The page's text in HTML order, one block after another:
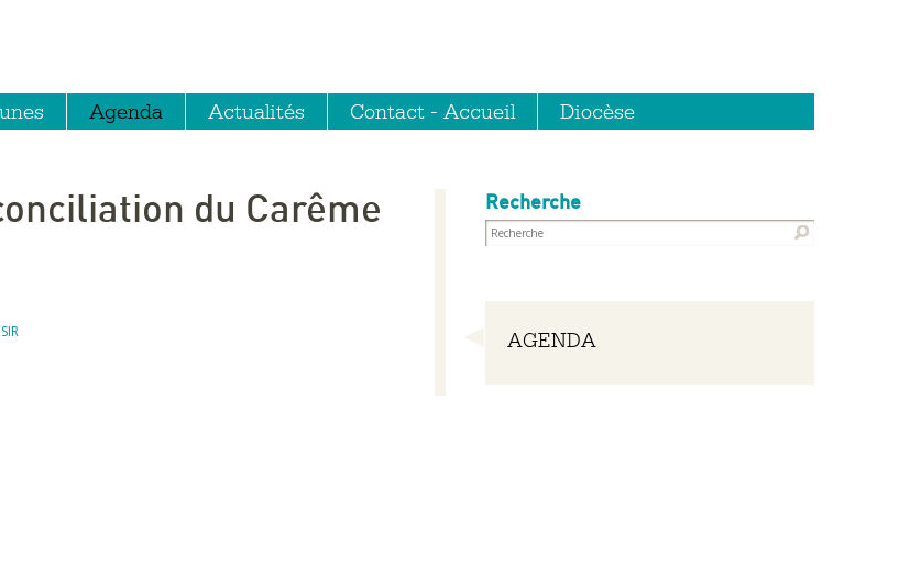
Agenda Actualités Contact - Accueil Diocèse
Recherche
Navigation
AGENDA
du Carême